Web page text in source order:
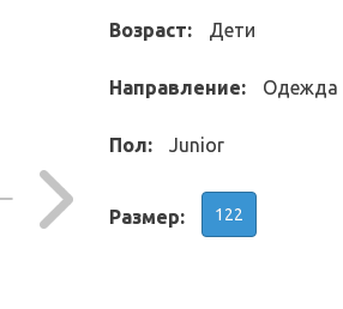
Возраст: Дети
Направление: Одежда
Пол: Junior
Размер: 122